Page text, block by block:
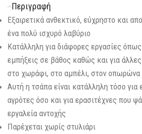
Περιγραφή
Εξαιρετικά ανθεκτικό, εύχρηστο και
ένα πολύ ισχυρό λαβύριο
Κατάλληλη για διάφορες εργασίες
εμπήξεις σε βάθος καθώς και για
στο χωράφι, στο αμπέλι, στον οπωρώνα
Αυτή η τσάπα είναι κατάλληλη τόσο για
αγρότες όσο και για ερασιτέχνες που
εργαλεία αντοχής
Παρέχεται χωρίς στυλιάρι